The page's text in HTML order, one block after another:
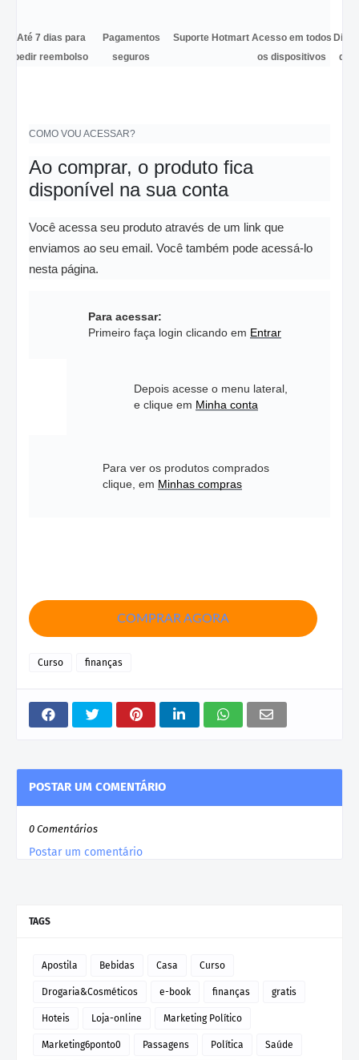
Até 7 dias para
pedir reembolso
Pagamentos
seguros
Suporte Hotmart Acesso em todos
os dispositivos
de
COMO VOU ACESSAR?
Ao comprar, o produto fica
disponível na sua conta
Você acessa seu produto através de um link que
enviamos ao seu email. Você também pode acessá-lo
nesta página.
Para acessar:
Primeiro faça login clicando em Entrar
Depois acesse o menu lateral,
e clique em Minha conta
Para ver os produtos comprados
clique, em Minhas compras
COMPRAR AGORA
Curso finanças
POSTAR UM COMENTÁRIO
0 Comentários
Postar um comentário
TAGS
Apostila Bebidas Casa Curso
Drogaria&Cosméticos e-book finanças gratis
Hoteis Loja-online Marketing Político
Marketing6ponto0 Passagens Política Saúde